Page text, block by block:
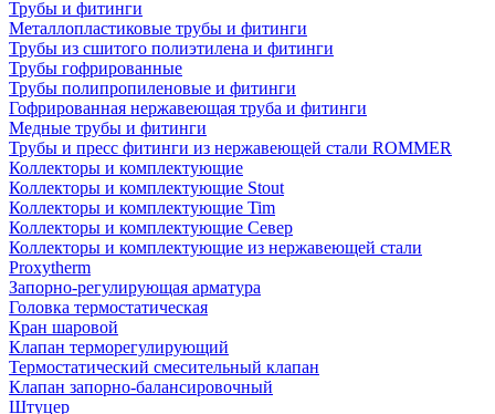
Трубы и фитинги
Металлопластиковые трубы и фитинги
Трубы из сшитого полиэтилена и фитинги
Трубы гофрированные
Трубы полипропиленовые и фитинги
Гофрированная нержавеющая труба и фитинги
Медные трубы и фитинги
Трубы и пресс фитинги из нержавеющей стали ROMMER
Коллекторы и комплектующие
Коллекторы и комплектующие Stout
Коллекторы и комплектующие Tim
Коллекторы и комплектующие Север
Коллекторы и комплектующие из нержавеющей стали
Proxytherm
Запорно-регулирующая арматура
Головка термостатическая
Кран шаровой
Клапан терморегулирующий
Термостатический смесительный клапан
Клапан запорно-балансировочный
Штуцер